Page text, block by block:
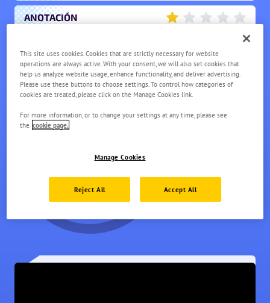
ANOTACIÓN
1
2
This site uses cookies. Cookies that are strictly necessary for website
operations are always active. With your consent, we will also set cookies that
help us analyze website usage, enhance functionality, and deliver advertising.
Please use these buttons to choose settings. To control how categories of
cookies are treated, please click on the Manage Cookies link.
For more information, or to change your settings at any time, please see
the cookie page.
Manage Cookies
Reject All Accept All